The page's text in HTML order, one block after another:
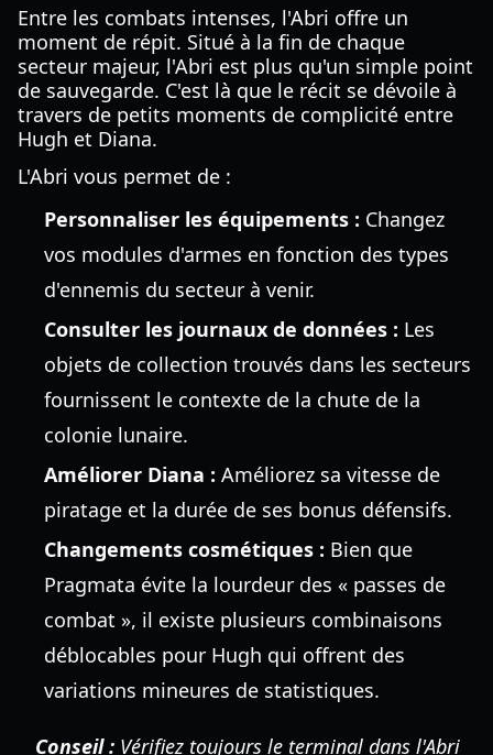
Entre les combats intenses, l'Abri offre un
moment de répit. Situé à la fin de chaque
secteur majeur, l'Abri est plus qu'un simple point
de sauvegarde. C'est là que le récit se dévoile à
travers de petits moments de complicité entre
Hugh et Diana.
L'Abri vous permet de :
Personnaliser les équipements : Changez
vos modules d'armes en fonction des types
d'ennemis du secteur à venir.
Consulter les journaux de données : Les
objets de collection trouvés dans les secteurs
fournissent le contexte de la chute de la
colonie lunaire.
Améliorer Diana : Améliorez sa vitesse de
piratage et la durée de ses bonus défensifs.
Changements cosmétiques : Bien que
Pragmata évite la lourdeur des « passes de
combat », il existe plusieurs combinaisons
déblocables pour Hugh qui offrent des
variations mineures de statistiques.
Conseil : Vérifiez toujours le terminal dans l'Abri